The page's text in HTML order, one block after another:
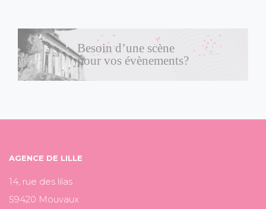
Besoin d’une scène
pour vos évènements?
AGENCE DE LILLE
14, rue des lilas
59420 Mouvaux